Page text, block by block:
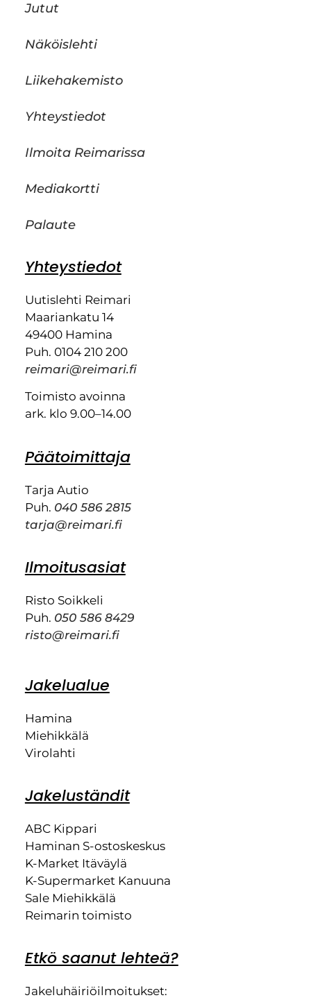
Jutut
Näköislehti
Liikehakemisto
Yhteystiedot
Ilmoita Reimarissa
Mediakortti
Palaute
Yhteystiedot
Uutislehti Reimari
Maariankatu 14
49400 Hamina
Puh. 0104 210 200
reimari@reimari.fi
Toimisto avoinna
ark. klo 9.00–14.00
Päätoimittaja
Tarja Autio
Puh. 040 586 2815
tarja@reimari.fi
Ilmoitusasiat
Risto Soikkeli
Puh. 050 586 8429
risto@reimari.fi
Jakelualue
Hamina
Miehikkälä
Virolahti
Jakeluständit
ABC Kippari
Haminan S-ostoskeskus
K-Market Itäväylä
K-Supermarket Kanuuna
Sale Miehikkälä
Reimarin toimisto
Etkö saanut lehteä?
Jakeluhäiriöilmoitukset: